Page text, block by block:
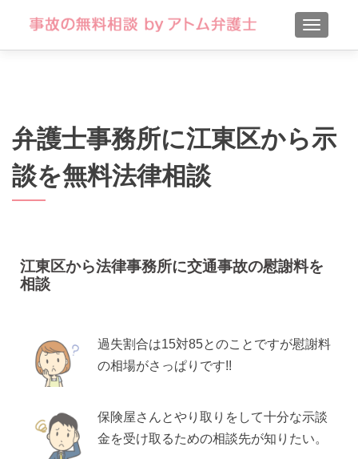
弁護士事務所に江東区から示
談を無料法律相談
江東区から法律事務所に交通事故の慰謝料を
相談
過失割合は15対85とのことですが慰謝料
の相場がさっぱりです!!
保険屋さんとやり取りをして十分な示談
金を受け取るための相談先が知りたい。